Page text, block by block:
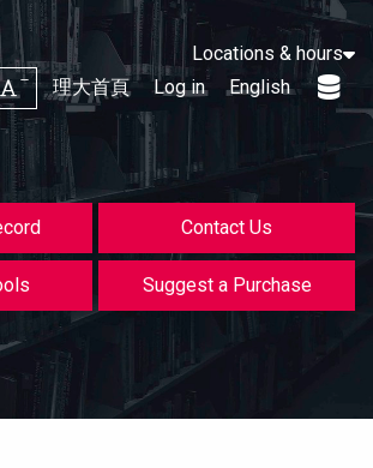
Locations & hours
font size
Decrease font size
理大首頁 Log in English
Contact Us
Suggest a Purchase